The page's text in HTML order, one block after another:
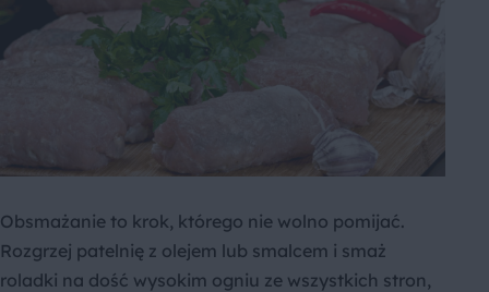
Obsmażanie to krok, którego nie wolno pomijać.
Rozgrzej patelnię z olejem lub smalcem i smaż
roladki na dość wysokim ogniu ze wszystkich stron,